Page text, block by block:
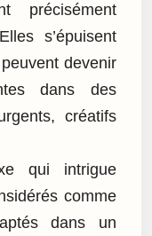
précisément
s’épuisent
devenir
dans des
créatifs
qui intrigue
comme
dans un